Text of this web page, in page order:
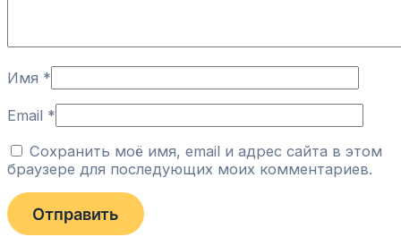
Имя *
Email *
Сохранить моё имя, email и адрес сайта в этом
браузере для последующих моих комментариев.